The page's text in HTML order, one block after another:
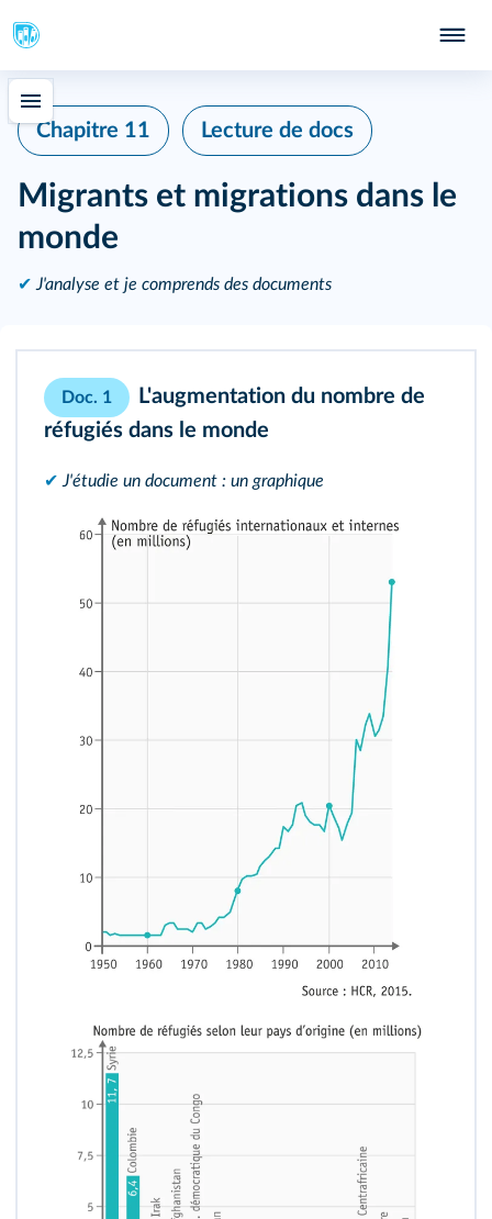
Chapitre 11 Lecture de docs
Migrants et migrations dans le
monde
✔ J'analyse et je comprends des documents
Doc. 1
L'augmentation du nombre de
réfugiés dans le monde
✔ J'étudie un document : un graphique